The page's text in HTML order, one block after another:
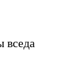
вседа